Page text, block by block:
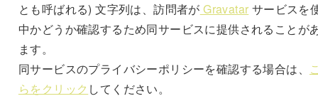
とも呼ばれる) 文字列は、訪問者が Gravatar サービスを
中かどうか確認するため同サービスに提供されることが
ます。
同サービスのプライバシーポリシーを確認する場合は、
らをクリック してください。